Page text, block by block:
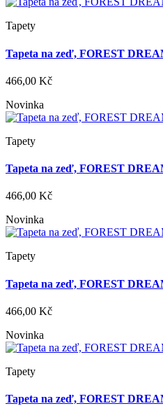
Tapety
Tapeta na zeď, FOREST
466,00 Kč
Novinka
Tapety
Tapeta na zeď, FOREST
466,00 Kč
Novinka
Tapety
Tapeta na zeď, FOREST
466,00 Kč
Novinka
Tapety
Tapeta na zeď, FOREST